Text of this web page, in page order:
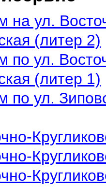
на ул.
(литер 2)
по ул.
(литер 1)
по ул.